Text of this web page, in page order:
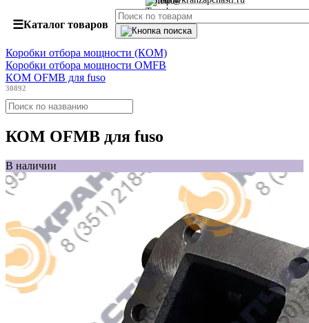
☰Каталог товаров
Коробки отбора мощности (КОМ)
Коробки отбора мощности OMFB
КОМ OFMB для fuso
30892
КОМ OFMB для fuso
В наличии